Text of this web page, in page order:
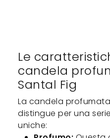
Le
candela
Santal Fig
La candela profumata
distingue per una
uniche: